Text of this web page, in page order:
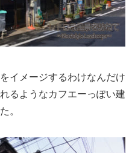
イメージするわけなんだけ
るようなカフエーっぽい建
。